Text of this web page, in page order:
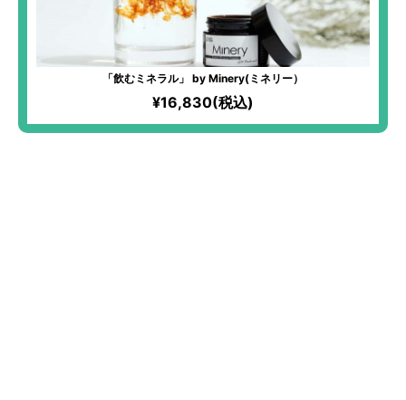
「飲むミネラル」 by Minery(ミネリー）
¥16,830(税込)